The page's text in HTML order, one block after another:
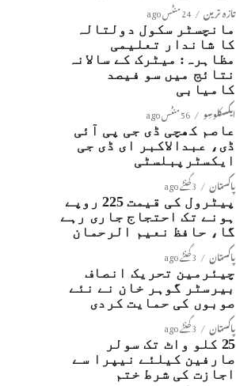
تازہ ترین 24 منٹس ago
مانچسٹر سکول دولتالہ
کا شاندار تعلیمی
مظاہرہ: میٹرک کے سالانہ
نتائج میں سو فیصد
کامیابی
ایکسکلوسِو 56 منٹس ago
عاصم کھچی ڈی جی پی آئی
ڈی، عبدالاکبر ای ڈی جی
ایکسٹرپبلسٹی
پاکستان 3 گھنٹے ago
پیٹرول کی قیمت 225 روپے
ہونے تک احتجاج جاری رہے
گا، حافظ نعیم الرحمان
پاکستان 3 گھنٹے ago
چیئرمین تحریک انصاف
بیرسٹر گوہر خان نے نئے
صوبوں کی حمایت کردی
پاکستان 3 گھنٹے ago
25 کلو واٹ تک سولر
صارفین کیلئے نیپرا سے
اجازت کی شرط ختم